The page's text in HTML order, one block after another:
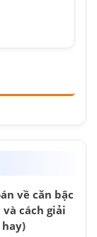
về căn bậc
và cách giải
hay)